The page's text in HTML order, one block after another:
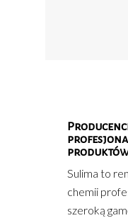
Sulima to
chemii
szeroką